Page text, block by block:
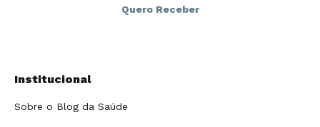
Institucional
Sobre o Blog da Saúde